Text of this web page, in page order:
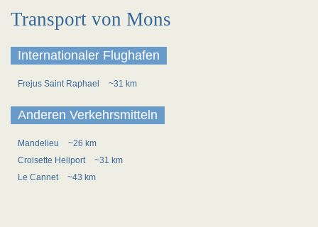
Transport von Mons
Internationaler Flughafen
Frejus Saint Raphael ~31 km
Anderen Verkehrsmitteln
Mandelieu
~26 km
Croisette Heliport
~31 km
Le Cannet
~43 km